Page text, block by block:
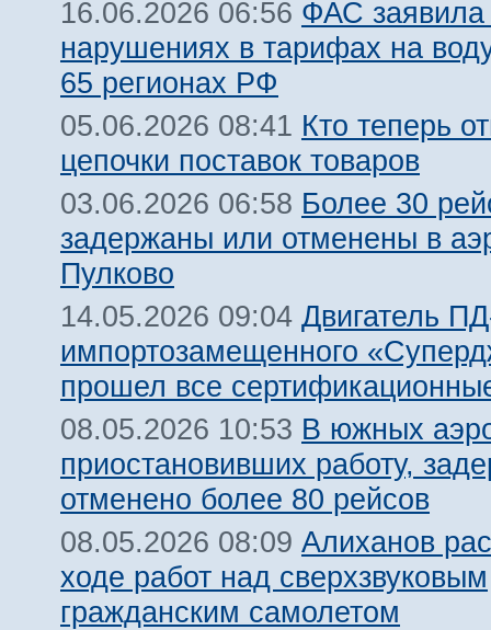
16.06.2026 06:56 ФАС заявила
нарушениях в тарифах на
65 регионах РФ
05.06.2026 08:41 Кто теперь
цепочки поставок товаров
03.06.2026 06:58 Более 30
задержаны или отменены в
Пулково
14.05.2026 09:04 Двигатель
импортозамещенного
прошел все
08.05.2026 10:53 В южных
приостановивших работу,
отменено более 80 рейсов
08.05.2026 08:09 Алиханов
ходе работ над сверхзвуковым
гражданским самолетом